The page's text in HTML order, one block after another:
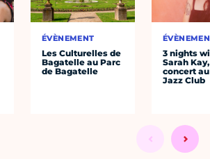
ÉVÈNEMENT
Les Culturelles de
Bagatelle au Parc
de Bagatelle
3 nights
Sarah
concert
Jazz Club